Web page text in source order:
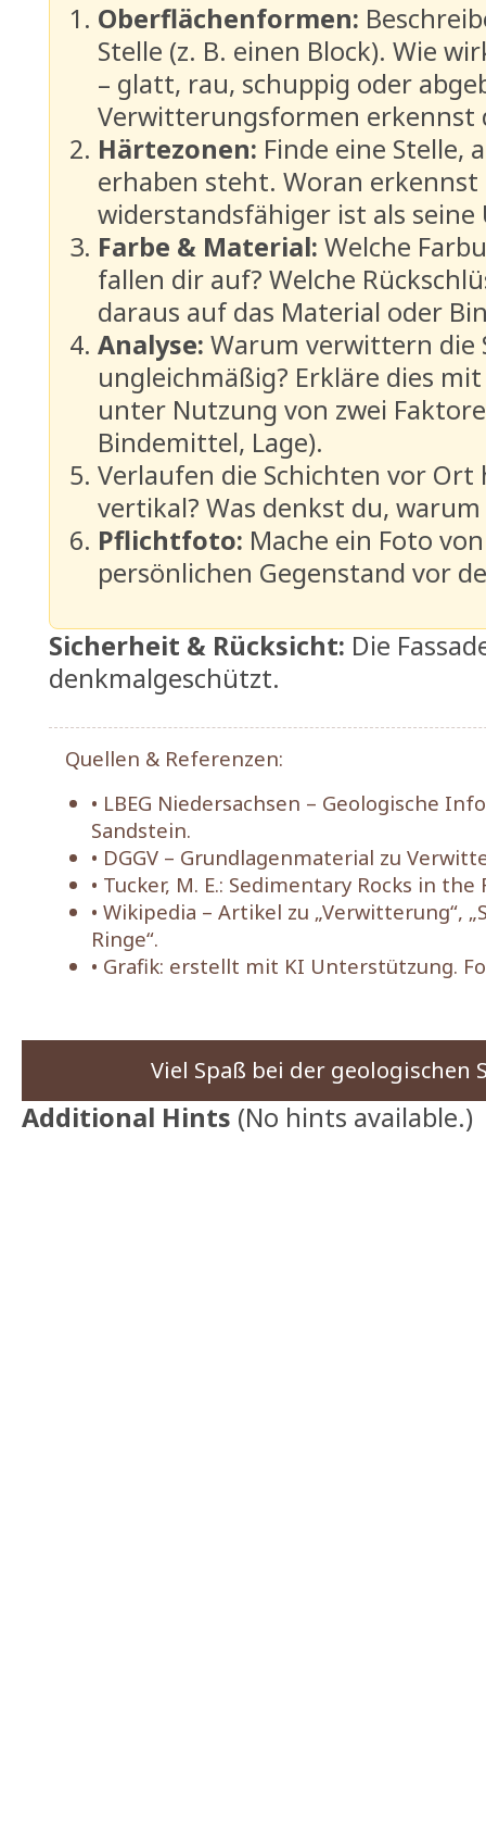
Oberflächenformen:
Stelle (z. B. einen Block). Wie
– glatt, rau, schuppig oder
Verwitterungsformen erkennst
Härtezonen: Finde eine Stelle,
erhaben steht. Woran erkennst
widerstandsfähiger ist als seine
Farbe & Material: Welche
fallen dir auf? Welche
daraus auf das Material oder
Analyse: Warum verwittern die
ungleichmäßig? Erkläre dies
unter Nutzung von zwei
Bindemittel, Lage).
Verlaufen die Schichten vor
vertikal? Was denkst du, warum
Pflichtfoto: Mache ein Foto
persönlichen Gegenstand vor
Sicherheit & Rücksicht: Die
denkmalgeschützt.
Quellen & Referenzen:
• LBEG Niedersachsen – Geologische
Sandstein.
• DGGV – Grundlagenmaterial zu
• Tucker, M. E.: Sedimentary Rocks in the
• Wikipedia – Artikel zu „Verwitterung“,
Ringe“.
• Grafik: erstellt mit KI Unterstützung.
Viel Spaß bei der geologischen
Additional Hints (No hints available.)